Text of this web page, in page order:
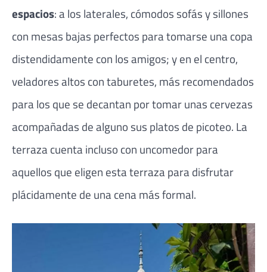
espacios: a los laterales, cómodos sofás y sillones
con mesas bajas perfectos para tomarse una copa
distendidamente con los amigos; y en el centro,
veladores altos con taburetes, más recomendados
para los que se decantan por tomar unas cervezas
acompañadas de alguno sus platos de picoteo. La
terraza cuenta incluso con uncomedor para
aquellos que eligen esta terraza para disfrutar
plácidamente de una cena más formal.